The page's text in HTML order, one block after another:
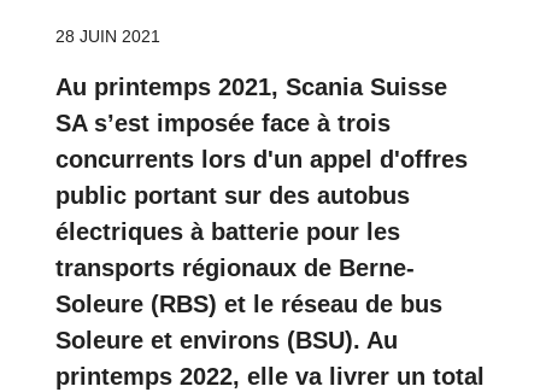
28 JUIN 2021
Au printemps 2021, Scania Suisse
SA s’est imposée face à trois
concurrents lors d'un appel d'offres
public portant sur des autobus
électriques à batterie pour les
transports régionaux de Berne-
Soleure (RBS) et le réseau de bus
Soleure et environs (BSU). Au
printemps 2022, elle va livrer un total